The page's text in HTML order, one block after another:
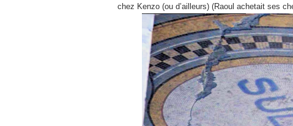
chez Kenzo (ou d’ailleurs) (Raoul achetait ses